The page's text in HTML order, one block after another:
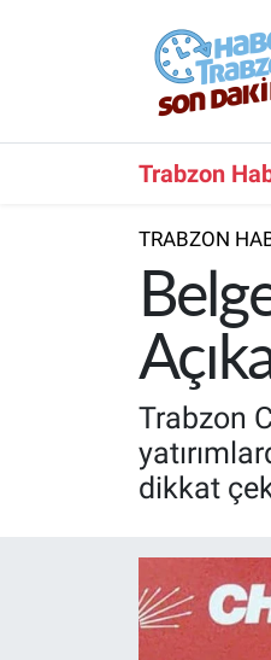
Trabzon
TRABZON
Trabzon
dikkat
Trabzon Haber
Karadeniz
Resmi Reklam
Perde Arkası
Trabzon Nöbetçi
Trabzon Trafik
Süper Lig Puan
Tüm Manşetler
Son Dakika Haberleri